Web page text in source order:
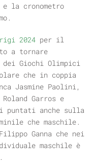
la cronometro
2024 per il
a tornare
Giochi Olimpici
che in coppia
Jasmine Paolini,
Garros e
puntati anche sulla
che maschile.
Ganna che nei
maschile è